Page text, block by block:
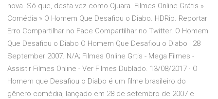
nova. Só que, desta vez como Ojuara. Filmes Online Grátis »
Comédia » O Homem Que Desafiou o Diabo. HDRip. Reportar
Erro Compartilhar no Face Compartilhar no Twitter. O Homem
Que Desafiou o Diabo O Homem Que Desafiou o Diabo | 28
September 2007. N/A; Filmes Online Grtis - Mega Filmes -
Assistir Filmes Online - Ver Filmes Dublado. 13/08/2017 · O
Homem que Desafiou o Diabo é um filme brasileiro do
gênero comédia, lançado em 28 de setembro de 2007 e